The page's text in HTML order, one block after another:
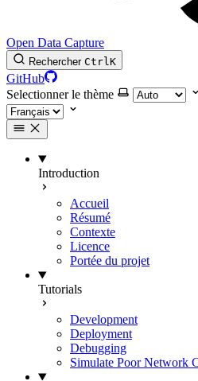
Open Data Capture
Rechercher CtrlK
GitHub
Selectionner le thème
Introduction
Accueil
Résumé
Contexte
Licence
Portée du projet
Tutorials
Development
Deployment
Debugging
Simulate Poor Network